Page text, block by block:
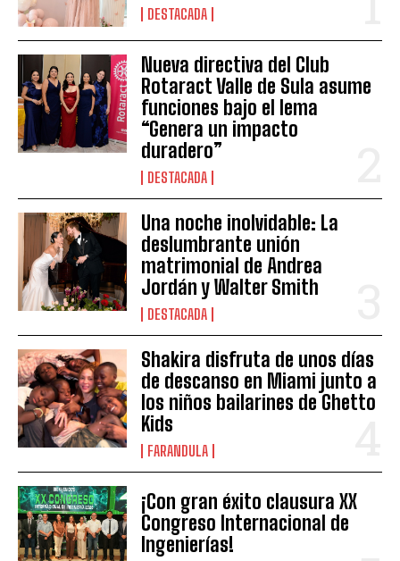
DESTACADA
Nueva directiva del Club
Rotaract Valle de Sula asume
funciones bajo el lema
“Genera un impacto
duradero”
DESTACADA
Una noche inolvidable: La
deslumbrante unión
matrimonial de Andrea
Jordán y Walter Smith
DESTACADA
Shakira disfruta de unos días
de descanso en Miami junto a
los niños bailarines de Ghetto
Kids
FARANDULA
¡Con gran éxito clausura XX
Congreso Internacional de
Ingenierías!